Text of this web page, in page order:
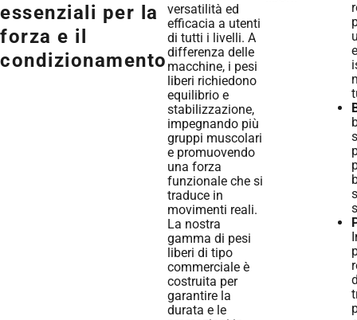
essenziali per la
forza e il
condizionamento
versatilità ed
efficacia a utenti
di tutti i livelli. A
differenza delle
macchine, i pesi
liberi richiedono
equilibrio e
stabilizzazione,
impegnando più
gruppi muscolari
e promuovendo
una forza
funzionale che si
traduce in
movimenti reali.
La nostra
gamma di pesi
liberi di tipo
commerciale è
costruita per
garantire la
durata e le